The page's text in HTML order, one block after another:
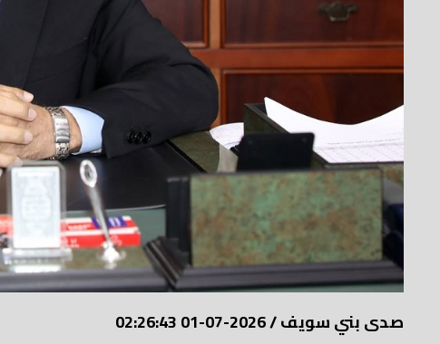
صدى بني سويف/
2026-07-01 02:26:43